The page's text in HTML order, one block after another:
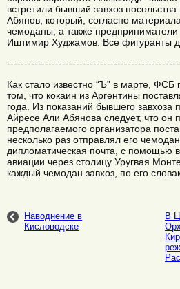
встретили бывший завхоз
Абянов, который, согласно
чемоданы, а также
Иштимир Худжамов. Все фигуранты
Как стало известно “Ъ” в марте,
том, что кокаин из Аргентины
года. Из показаний бывшего завхоза
Айресе Али Абянова следует, что он
предполагаемого организатора
несколько раз отправлял его
дипломатическая почта, с помощью
авиации через столицу Уругвая
каждый чемодан завхоз, по его
Наводнение в
Кисловодске
В